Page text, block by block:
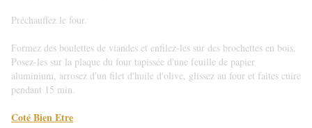
Préchauffez le four.
Formez des boulettes de viandes et enfilez-les sur des brochettes en bois.
Posez-les sur la plaque du four tapissée d'une feuille de papier
aluminium, arrosez d'un filet d'huile d'olive, glissez au four et faites cuire
pendant 15 min.
Coté Bien Etre